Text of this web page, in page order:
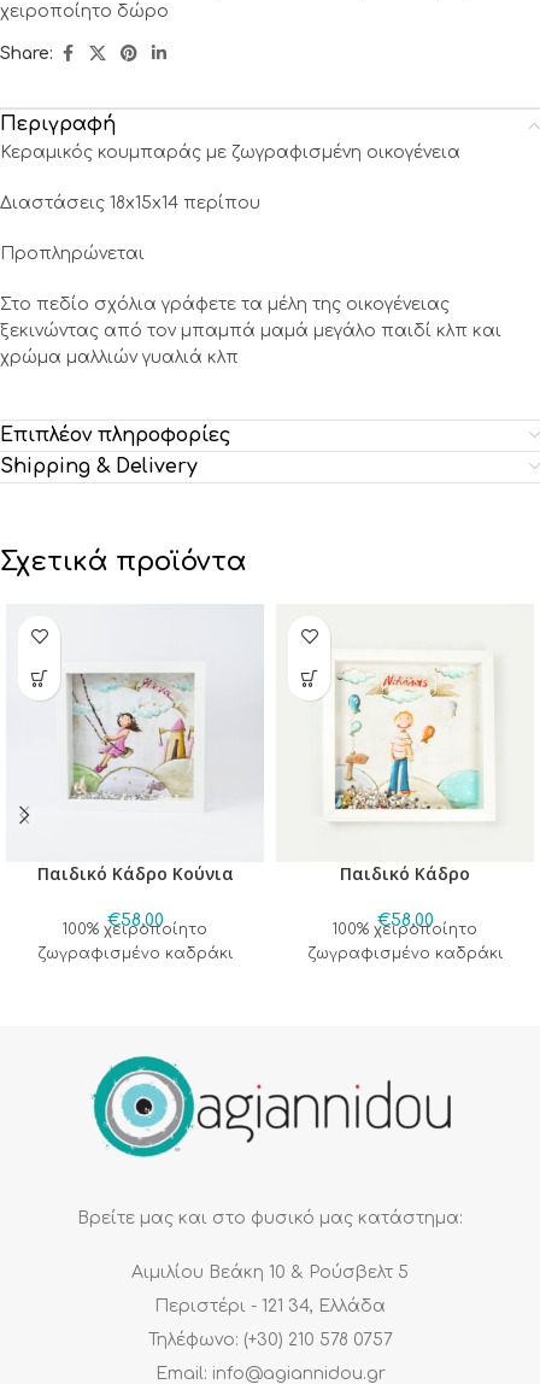
χειροποίητο δώρο
Share:
Περιγραφή
Κεραμικός κουμπαράς με ζωγραφισμένη οικογένεια
Διαστάσεις 18x15x14 περίπου
Προπληρώνεται
Στο πεδίο σχόλια γράφετε τα μέλη της οικογένειας
ξεκινώντας από τον μπαμπά μαμά μεγάλο παιδί κλπ και
χρώμα μαλλιών γυαλιά κλπ
Επιπλέον πληροφορίες
Shipping & Delivery
Σχετικά προϊόντα
Παιδικό Κάδρο Κούνια
€58,00
100% χειροποίητο
ζωγραφισμένο καδράκι
Παιδικό Κάδρο
€58,00
100% χειροποίητο
ζωγραφισμένο καδράκι
Βρείτε μας και στο φυσικό μας κατάστημα:
Αιμιλίου Βεάκη 10 & Ρούσβελτ 5
Περιστέρι - 121 34, Ελλάδα
Τηλέφωνο: (+30) 210 578 0757
Email: info@agiannidou.gr